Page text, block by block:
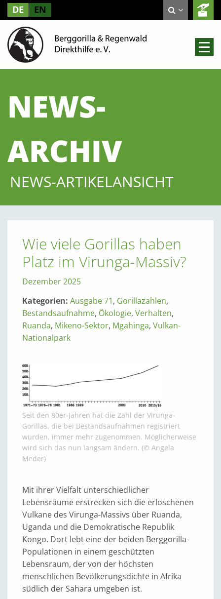
DE EN
NEWS-
ARCHIV
NEWS-ARTIKELANSICHT
Wie viele Gorillas haben
Platz im Virunga-Massiv?
Dezember 2025
Kategorien: Ausgabe 71, Gorillazahlen,
Bestandsaufnahme, Ökologie, Verhalten,
Ruanda, Mikeno-Sektor, Mgahinga, Vulkan-
Nationalpark
Seit den 80er-Jahren hat die Zahl der Virunga-
Gorillas, die bei Bestandsaufnahmen registriert
wurden, immer mehr zugenommen. Möglicherweise
wird sich das nun langsam ändern. (© Angela
Meder)
Mit ihrer Vielfalt unterschiedlicher
Lebensräume erstrecken sich die erloschenen
Vulkane des Virunga-Massivs über Ruanda,
Uganda und die Demokratische Republik
Kongo. Dort lebt eine der beiden Berggorilla-
Populationen in einem geschützten
Lebensraum, der von der höchsten
menschlichen Bevölkerungsdichte in Afrika
südlich der Sahara umgeben ist.